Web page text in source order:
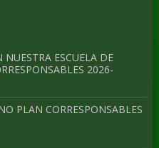
ESCUELA DE
2026-
PLAN CORRESPONSABLES